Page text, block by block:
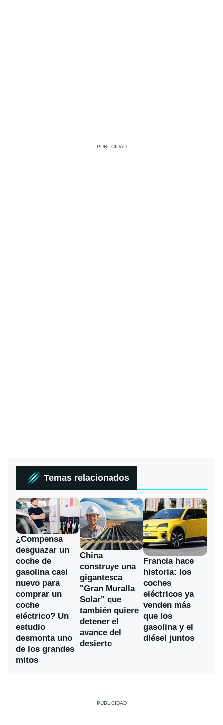
Temas relacionados
¿Compensa
desguazar un
coche de
gasolina casi
nuevo para
comprar un
coche
eléctrico? Un
estudio
desmonta uno
de los grandes
mitos
China
construye una
gigantesca
"Gran Muralla
Solar" que
también quiere
detener el
avance del
desierto
Francia hace
historia: los
coches
eléctricos ya
venden más
que los
gasolina y el
diésel juntos